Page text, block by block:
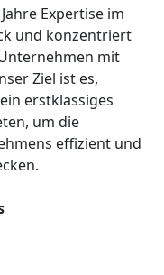
Expertise im
und konzentriert
mit
Ziel ist es,
erstklassiges
um die
effizient und